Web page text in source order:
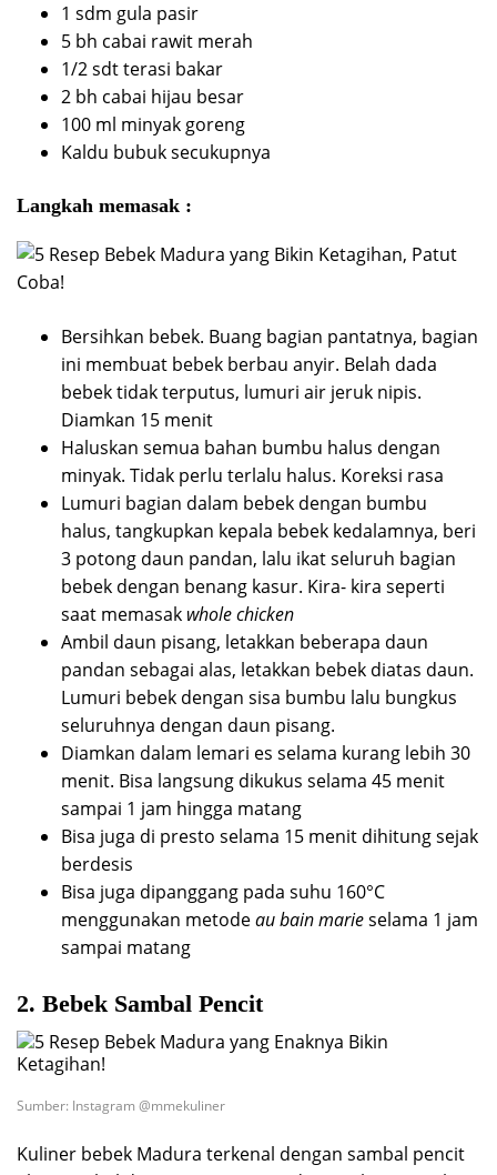
1 sdm gula pasir
5 bh cabai rawit merah
1/2 sdt terasi bakar
2 bh cabai hijau besar
100 ml minyak goreng
Kaldu bubuk secukupnya
Langkah memasak :
Bersihkan bebek. Buang bagian pantatnya, bagian
ini membuat bebek berbau anyir. Belah dada
bebek tidak terputus, lumuri air jeruk nipis.
Diamkan 15 menit
Haluskan semua bahan bumbu halus dengan
minyak. Tidak perlu terlalu halus. Koreksi rasa
Lumuri bagian dalam bebek dengan bumbu
halus, tangkupkan kepala bebek kedalamnya, beri
3 potong daun pandan, lalu ikat seluruh bagian
bebek dengan benang kasur. Kira- kira seperti
saat memasak whole chicken
Ambil daun pisang, letakkan beberapa daun
pandan sebagai alas, letakkan bebek diatas daun.
Lumuri bebek dengan sisa bumbu lalu bungkus
seluruhnya dengan daun pisang.
Diamkan dalam lemari es selama kurang lebih 30
menit. Bisa langsung dikukus selama 45 menit
sampai 1 jam hingga matang
Bisa juga di presto selama 15 menit dihitung sejak
berdesis
Bisa juga dipanggang pada suhu 160°C
menggunakan metodeau bain marieselama 1 jam
sampai matang
2. Bebek Sambal Pencit
Sumber: Instagram @mmekuliner
Kuliner bebek Madura terkenal dengan sambal pencit